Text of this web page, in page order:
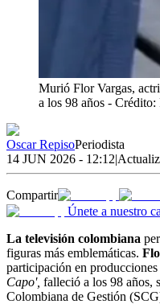
Murió Flor Vargas,
a los 98 años - Crédito:
Oscar RepisoPeriodista
14 JUN 2026 - 12:12|
Compartir
Únete a nuestro
La televisión colombiana
figuras más emblemáticas.
participación en
Capo', falleció a los 98 años,
Colombiana de Gestión